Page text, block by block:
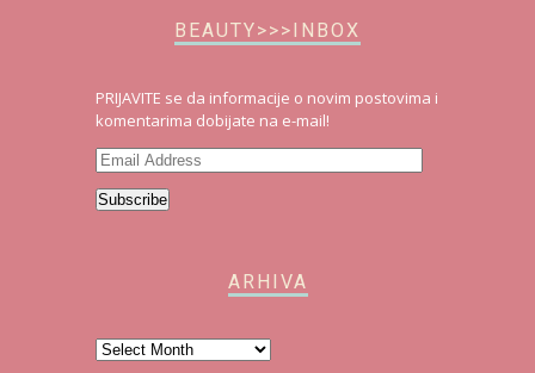
BEAUTY>>>INBOX
PRIJAVITE se da informacije o novim postovima i
komentarima dobijate na e-mail!
Email
Address
Subscribe
ARHIVA
Arhiva